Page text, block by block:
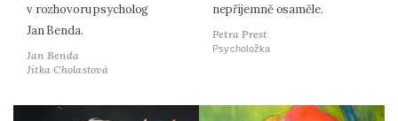
v rozhovoru psycholog
Jan Benda.
Jan Benda
Jitka Cholastová
nepříjemně osaměle.
Petra Prest
Psycholožka